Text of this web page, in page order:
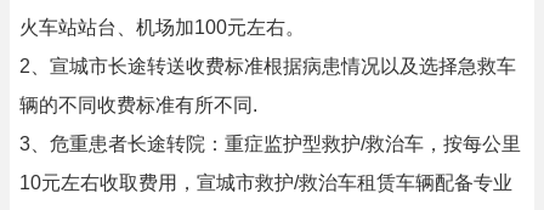
火车站站台、机场加100元左右。
2、宣城市长途转送收费标准根据病患情况以及选择急救车
辆的不同收费标准有所不同.
3、危重患者长途转院：重症监护型救护/救治车，按每公里
10元左右收取费用，宣城市救护/救治车租赁车辆配备专业